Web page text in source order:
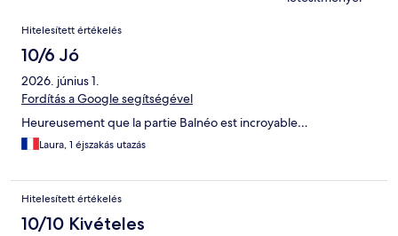
Értékelések
Hitelesített értékelés
10/6 Jó
2026. június 1.
Fordítás a Google segítségével
Heureusement que la partie Balnéo est incroyable…
Laura, 1 éjszakás utazás
Hitelesített értékelés
10/10 Kivételes